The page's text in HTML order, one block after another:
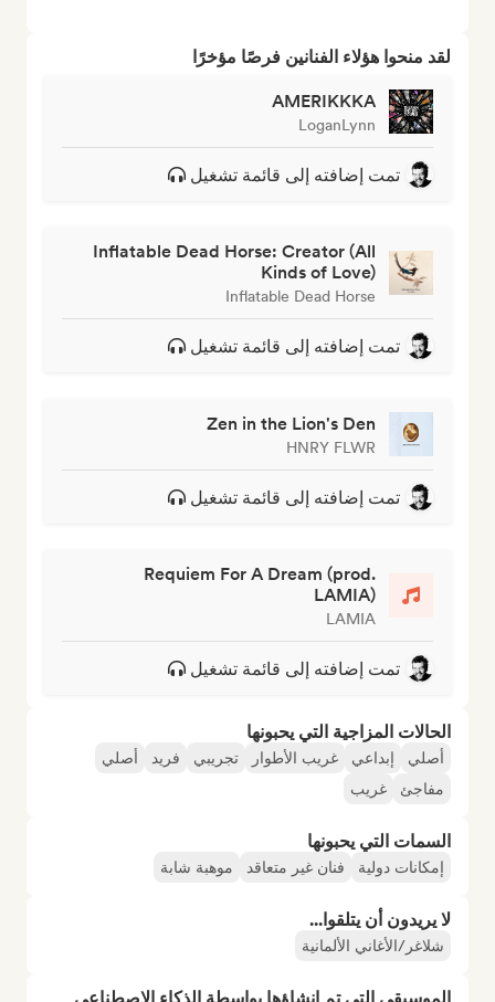
لقد منحوا هؤلاء الفنانين فرصًا مؤخرًا
AMERIKKKA
LoganLynn
تمت إضافته إلى قائمة تشغيل
Inflatable Dead Horse: Creator (All
Kinds of Love)
Inflatable Dead Horse
تمت إضافته إلى قائمة تشغيل
Zen in the Lion's Den
HNRY FLWR
تمت إضافته إلى قائمة تشغيل
Requiem For A Dream (prod.
LAMIA)
LAMIA
تمت إضافته إلى قائمة تشغيل
الحالات المزاجية التي يحبونها
أصلي إبداعي غريب الأطوار تجريبي فريد
أصلي
مفاجئ
غريب
السمات التي يحبونها
إمكانات دولية فنان غير متعاقد موهبة شابة
لا يريدون أن يتلقوا...
شلاغر/الأغاني الألمانية